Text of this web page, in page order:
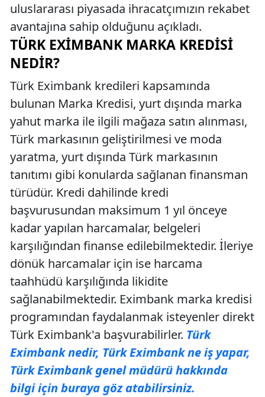
uluslararası piyasada ihracatçımızın rekabet
avantajına sahip olduğunu açıkladı.
TÜRK EXIMBANK MARKA KREDISI
NEDIR?
Türk Eximbank kredileri kapsamında
bulunan Marka Kredisi, yurt dışında marka
yahut marka ile ilgili mağaza satın alınması,
Türk markasının geliştirilmesi ve moda
yaratma, yurt dışında Türk markasının
tanıtımı gibi konularda sağlanan finansman
türüdür. Kredi dahilinde kredi
başvurusundan maksimum 1 yıl önceye
kadar yapılan harcamalar, belgeleri
karşılığından finanse edilebilmektedir. İleriye
dönük harcamalar için ise harcama
taahhüdü karşılığında likidite
sağlanabilmektedir. Eximbank marka kredisi
programından faydalanmak isteyenler direkt
Türk Eximbank'a başvurabilirler. Türk
Eximbank nedir, Türk Eximbank ne iş yapar,
Türk Eximbank genel müdürü hakkında
bilgi için buraya göz atabilirsiniz.